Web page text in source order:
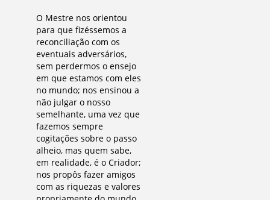
O Mestre nos orientou
para que fizéssemos a
reconciliação com os
eventuais adversários,
sem perdermos o ensejo
em que estamos com eles
no mundo; nos ensinou a
não julgar o nosso
semelhante, uma vez que
fazemos sempre
cogitações sobre o passo
alheio, mas quem sabe,
em realidade, é o Criador;
nos propôs fazer amigos
com as riquezas e valores